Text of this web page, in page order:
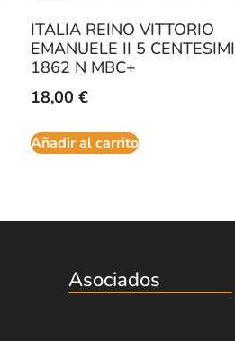
ITALIA REINO VITTORIO
EMANUELE II 5 CENTESIMI
1862 N MBC+
18,00 €
Añadir al carrito
Asociados